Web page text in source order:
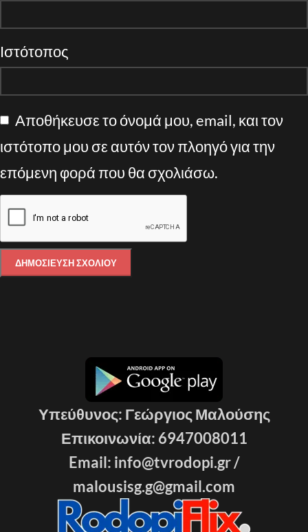
Ιστότοπος
Αποθήκευσε το όνομά μου, email, και τον
ιστότοπο μου σε αυτόν τον πλοηγό για την
επόμενη φορά που θα σχολιάσω.
Υπεύθυνος: Γεώργιος Μαλούσης
Επικοινωνία: 6947008011
Email: info@tvrodopi.gr /
malousisg.g@gmail.com